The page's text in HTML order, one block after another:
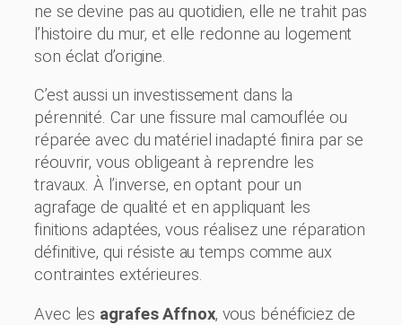
ne se devine pas au quotidien, elle ne trahit pas
l’histoire du mur, et elle redonne au logement
son éclat d’origine.
C’est aussi un investissement dans la
pérennité. Car une fissure mal camouflée ou
réparée avec du matériel inadapté finira par se
réouvrir, vous obligeant à reprendre les
travaux. À l’inverse, en optant pour un
agrafage de qualité et en appliquant les
finitions adaptées, vous réalisez une réparation
définitive, qui résiste au temps comme aux
contraintes extérieures.
Avec les agrafes Affnox, vous bénéficiez de